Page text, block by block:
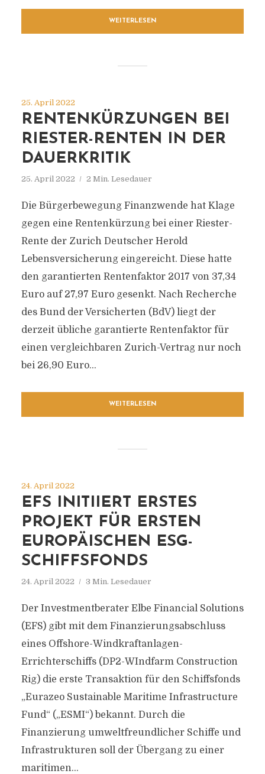
WEITERLESEN
25. April 2022
RENTENKÜRZUNGEN BEI
RIESTER-RENTEN IN DER
DAUERKRITIK
25. April 2022 2 Min. Lesedauer
Die Bürgerbewegung Finanzwende hat Klage
gegen eine Rentenkürzung bei einer Riester-
Rente der Zurich Deutscher Herold
Lebensversicherung eingereicht. Diese hatte
den garantierten Rentenfaktor 2017 von 37,34
Euro auf 27,97 Euro gesenkt. Nach Recherche
des Bund der Versicherten (BdV) liegt der
derzeit übliche garantierte Rentenfaktor für
einen vergleichbaren Zurich-Vertrag nur noch
bei 26,90 Euro...
WEITERLESEN
24. April 2022
EFS INITIIERT ERSTES
PROJEKT FÜR ERSTEN
EUROPÄISCHEN ESG-
SCHIFFSFONDS
24. April 2022 3 Min. Lesedauer
Der Investmentberater Elbe Financial Solutions
(EFS) gibt mit dem Finanzierungsabschluss
eines Offshore-Windkraftanlagen-
Errichterschiffs (DP2-WIndfarm Construction
Rig) die erste Transaktion für den Schiffsfonds
„Eurazeo Sustainable Maritime Infrastructure
Fund“ („ESMI“) bekannt. Durch die
Finanzierung umweltfreundlicher Schiffe und
Infrastrukturen soll der Übergang zu einer
maritimen...